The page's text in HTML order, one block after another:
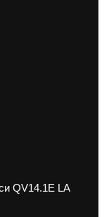
QV14.1E LA